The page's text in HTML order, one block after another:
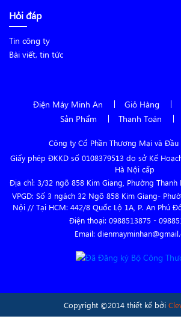
Hỏi đáp
Tin công ty
Bài viết, tin tức
Điện Máy Minh An Giỏ Hàng
Sản Phẩm
Thanh Toán
Công ty Cổ Phần Thương Mại và Đầu
Giấy phép ĐKKD số 0108379513 do sở Kế
Hà Nội cấp
Địa chỉ: 3/32 ngõ 858 Kim Giang, Phường Thanh
VPGD: Số 3 ngách 32 Ngõ 858 Kim Giang-
Nội // Tại HCM: 442/8 Quốc Lộ 1A, P. An Phú
Điện thoại: 0988513875 -
Email:
Copyright ©2014 thiết kế bởi